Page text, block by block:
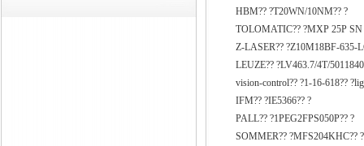
HBM?? ?T20WN/10NM?? ?
TOLOMATIC?? ?MXP 25P
Z-LASER?? ?Z10M18BF-635-
LEUZE?? ?LV463.7/4T/
vision-control?? ?1-16-618??
IFM?? ?IE5366?? ?
PALL?? ?1PEG2FPS050P?? ?
SOMMER?? ?MFS204KHC?? ?